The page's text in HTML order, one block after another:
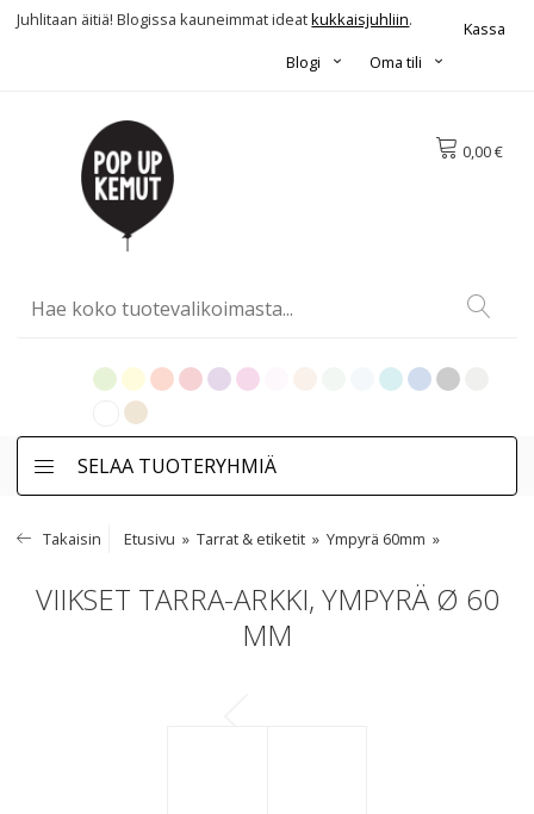
Juhlitaan äitiä! Blogissa kauneimmat ideatkukkaisjuhliin.
Kassa
Oma tili
Blogi
0,00 €
SELAA TUOTERYHMIÄ
Takaisin Etusivu Tarrat & etiketit Ympyrä 60mm
VIIKSET TARRA-ARKKI, YMPYRÄ Ø 60
MM